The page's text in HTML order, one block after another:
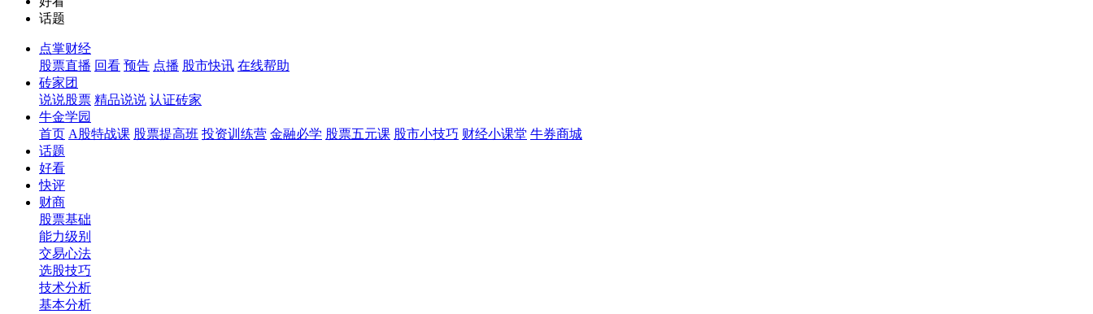
话题
点掌财经
股票直播 回看 预告 点播 股市快讯 在线帮助
砖家团
说说股票 精品说说 认证砖家
牛金学园
首页 A股特战课 股票提高班 投资训练营 金融必学 股票五元课 股市小技巧 财经小课堂 牛券商城
话题
好看
快评
财商
股票基础
能力级别
交易心法
选股技巧
技术分析
基本分析